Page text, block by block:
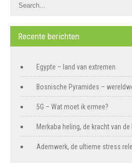
Recente berichten
Egypte – land van extremen
Bosnische Pyramides –
5G – Wat moet ik ermee?
Merkaba heling, de kracht van de
Ademwerk, de ultieme stress